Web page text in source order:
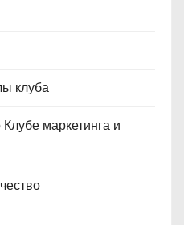
клуба
маркетинга и